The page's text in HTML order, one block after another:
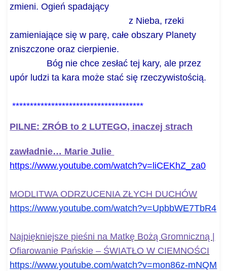
zmieni. Ogień spadający
z Nieba, rzeki
zamieniające się w parę, całe obszary Planety
zniszczone oraz cierpienie.
Bóg nie chce zesłać tej kary, ale przez
upór ludzi ta kara może stać się rzeczywistością.
*************************************
PILNE: ZRÓB to 2 LUTEGO, inaczej strach
zawładnie… Marie Julie
https://www.youtube.com/watch?v=liCEKhZ_za0
MODLITWA ODRZUCENIA ZŁYCH DUCHÓW
https://www.youtube.com/watch?v=UpbbWE7TbR4
Najpiękniejsze pieśni na Matkę Bożą Gromniczną |
Ofiarowanie Pańskie – ŚWIATŁO W CIEMNOŚCI
https://www.youtube.com/watch?v=mon86z-mNQM